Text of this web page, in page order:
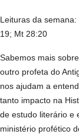
Leituras da
19; Mt 28:20
Sabemos mais
outro profeta do
nos ajudam a
tanto impacto na
de estudo literário e
ministério profético